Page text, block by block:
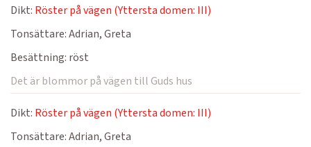
Dikt: Röster på vägen (Yttersta domen: III)
Tonsättare:Adrian, Greta
Besättning: röst
Det är blommor på vägen till Guds hus
Dikt: Röster på vägen (Yttersta domen: III)
Tonsättare:Adrian, Greta